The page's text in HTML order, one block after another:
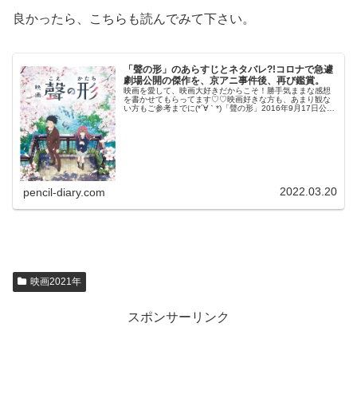
良かったら、こちらも読んでみて下さい。
「聲の形」のあらすじとネタバレ?!コロナで急遽
劇場公開の傑作を、京アニ事件後、再び鑑賞。
映画を愛して、映画大好きだからこそ！勝手気ままな感想
を書かせてもらってます♡♡映画好きな方も、あまり観な
い方もご参考までに(*´∀｀*)「聲の形」2016年9月17日公開
pencil-diary.com 2022.03.20
映画2021年
スポンサーリンク